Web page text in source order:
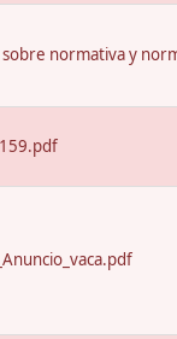
sobre normativa y